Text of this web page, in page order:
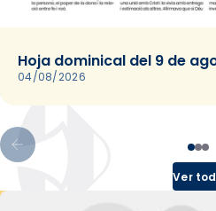
Hoja dominical del 9 de
04/08/2026
Ver